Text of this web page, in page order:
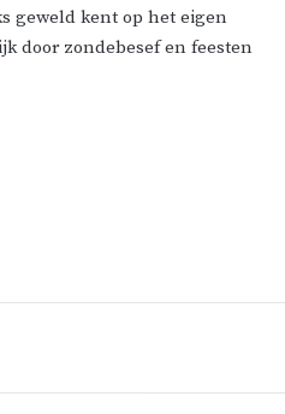
geweld kent op het eigen
door zondebesef en feesten